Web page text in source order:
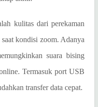
kulitas dari perekaman
saat kondisi zoom. Adanya
suara bising
Termasuk port USB
transfer data cepat.